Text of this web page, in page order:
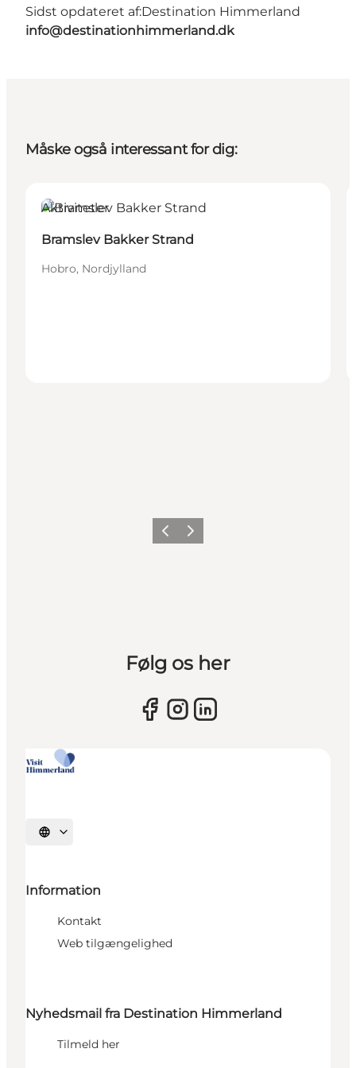
Sidst opdateret af:Destination Himmerland
info@destinationhimmerland.dk
Måske også interessant for dig:
Aktiviteter
Bramslev Bakker Strand
Hobro, Nordjylland
Forrige billede
Næste billede
Følg os her
Vælg sprog
Information
Kontakt
Web tilgængelighed
Nyhedsmail fra Destination Himmerland
Tilmeld her